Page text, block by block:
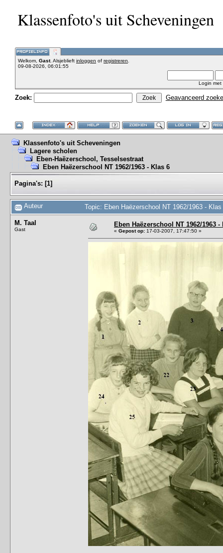
Klassenfoto's uit Scheveningen
Welkom, Gast. Alsjeblieft inloggen of registreren
09-08-2026, 06:01:55
Login met
Zoek: Geavanceerd
Klassenfoto's uit Scheveningen
Lagere scholen
Eben-Haëzerschool, Tesselsestraat
Eben Haëzerschool NT 1962/1963 - Klas 6
Pagina's: [1]
Auteur Topic: Eben Haëzerschool NT 1962/1963 -
M. Taal
Gast
Eben Haëzerschool NT 1962/1963 -
« Gepost op: 17-03-2007, 17:47:50 »